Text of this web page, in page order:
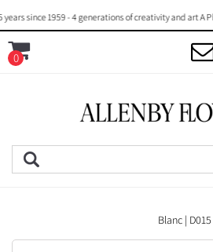
since 1959 - 4 generations of creativity and art A
0